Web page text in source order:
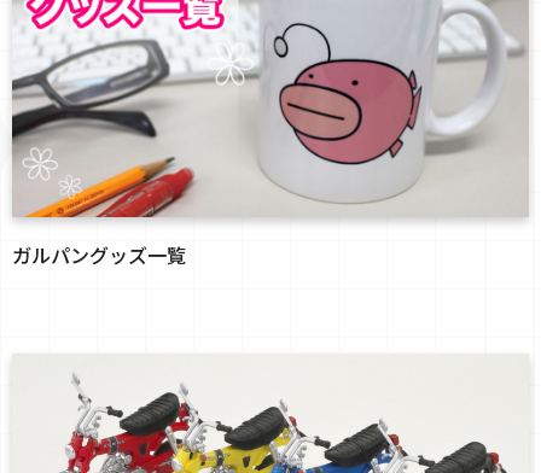
ガルパングッズ一覧